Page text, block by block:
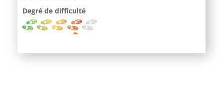
Degré de difficulté